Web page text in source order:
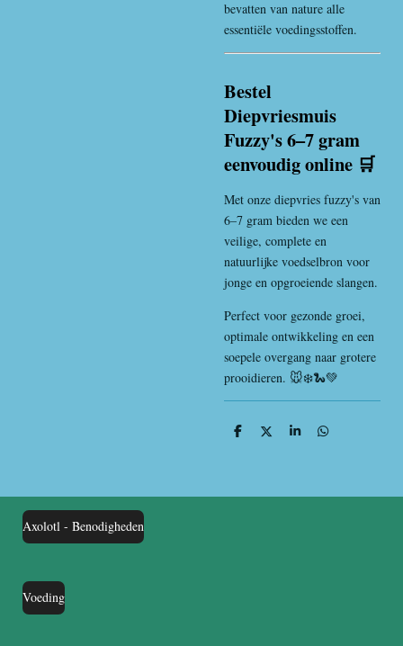
bevatten van nature alle
essentiële voedingsstoffen.
Bestel
Diepvriesmuis
Fuzzy's 6–7 gram
eenvoudig online 🛒
Met onze diepvries fuzzy's van
6–7 gram bieden we een
veilige, complete en
natuurlijke voedselbron voor
jonge en opgroeiende slangen.
Perfect voor gezonde groei,
optimale ontwikkeling en een
soepele overgang naar grotere
prooidieren. 🐭❄️🐍💚
D
D
S
D
Axolotl - Benodigheden
Voeding